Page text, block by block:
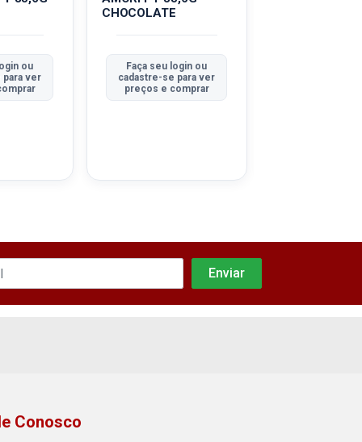
ou
para ver
CHOCOLATE
Faça seu login ou
cadastre-se para ver
preços e comprar
Conosco